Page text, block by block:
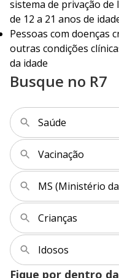
sistema de privação de
de 12 a 21 anos de
Pessoas com doenças
outras condições
da idade
Busque no R7
Saúde
Vacinação
MS (Ministério
Crianças
Idosos
Fique por dentro